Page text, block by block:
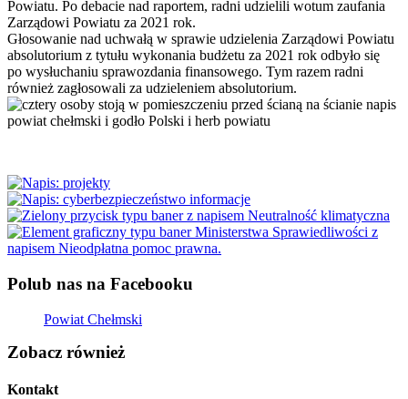
Powiatu. Po debacie nad raportem, radni udzielili wotum zaufania
Zarządowi Powiatu za 2021 rok.
Głosowanie nad uchwałą w sprawie udzielenia Zarządowi Powiatu
absolutorium z tytułu wykonania budżetu za 2021 rok odbyło się
po wysłuchaniu sprawozdania finansowego. Tym razem radni
również zagłosowali za udzieleniem absolutorium.
Polub nas na Facebooku
Powiat Chełmski
Zobacz również
Kontakt